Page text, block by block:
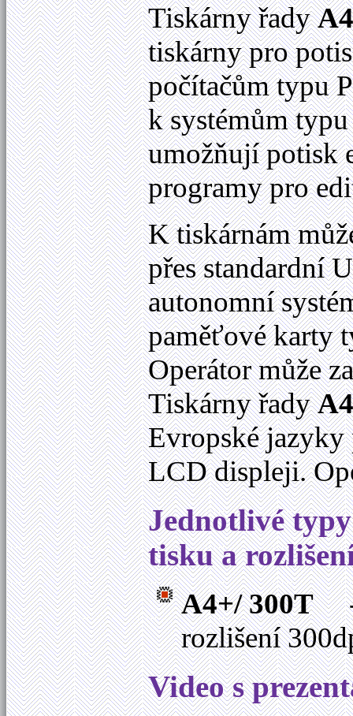
Tiskárny řady
tiskárny pro
počítačům typu
k systémům
umožňují potisk
programy pro
K tiskárnám
přes standardní
autonomní
paměťové karty
Operátor může
Tiskárny řady
Evropské jazyky
LCD displeji.
Jednotlivé
tisku a
A4+/ 300T-
rozlišení
Video s